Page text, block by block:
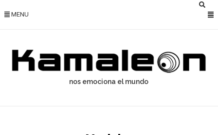
MENU
nos emociona el mundo